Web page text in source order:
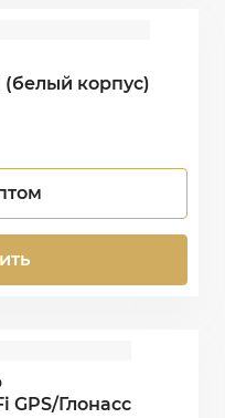
(белый корпус)
GPS/Глонасс